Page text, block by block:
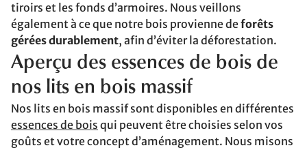
tiroirs et les fonds d’armoires. Nous veillons
également à ce que notre bois provienne deforêts
gérées durablement, afin d’éviter la déforestation.
Aperçu des essences de bois de
nos lits en bois massif
Nos lits en bois massif sont disponibles en différentes
essences de bois qui peuvent être choisies selon vos
goûts et votre concept d’aménagement. Nous misons